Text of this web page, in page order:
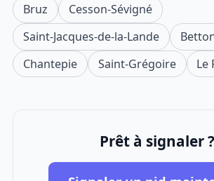
Bruz
Cesson-Sévigné
Saint-Jacques-de-la-Lande
Chantepie
Saint-Grégoire Le
Prêt à signaler ?